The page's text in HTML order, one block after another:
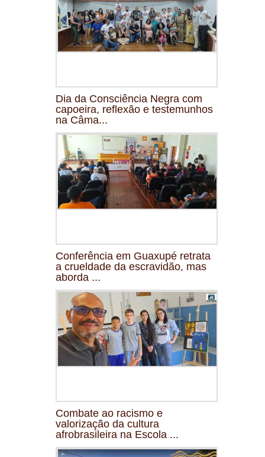
Dia da Consciência Negra com
capoeira, reflexão e testemunhos
na Câma...
Conferência em Guaxupé retrata
a crueldade da escravidão, mas
aborda ...
Combate ao racismo e
valorização da cultura
afrobrasileira na Escola ...